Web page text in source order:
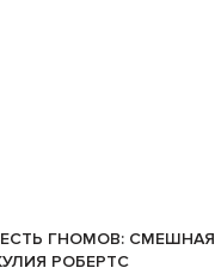
ГНОМОВ: СМЕШНАЯ
РОБЕРТС